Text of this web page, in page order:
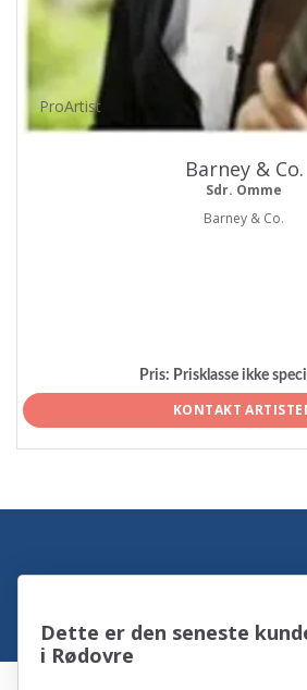
ProArtist
Barney & Co.
Sdr. Omme
Barney & Co.
Pris: Prisklasse ikke
KONTAKT
Dette er den seneste
i Rødovre